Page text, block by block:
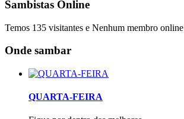
Sambistas Online
Temos 135 visitantes e Nenhum membro online
Onde sambar
QUARTA-FEIRA